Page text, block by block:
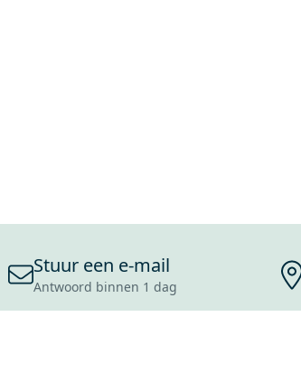
Stuur een e-mail
Antwoord binnen 1 dag